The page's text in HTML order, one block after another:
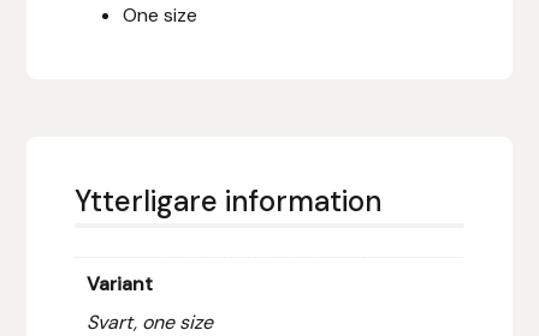
One size
Ytterligare information
Variant
Svart, one size
G Boots